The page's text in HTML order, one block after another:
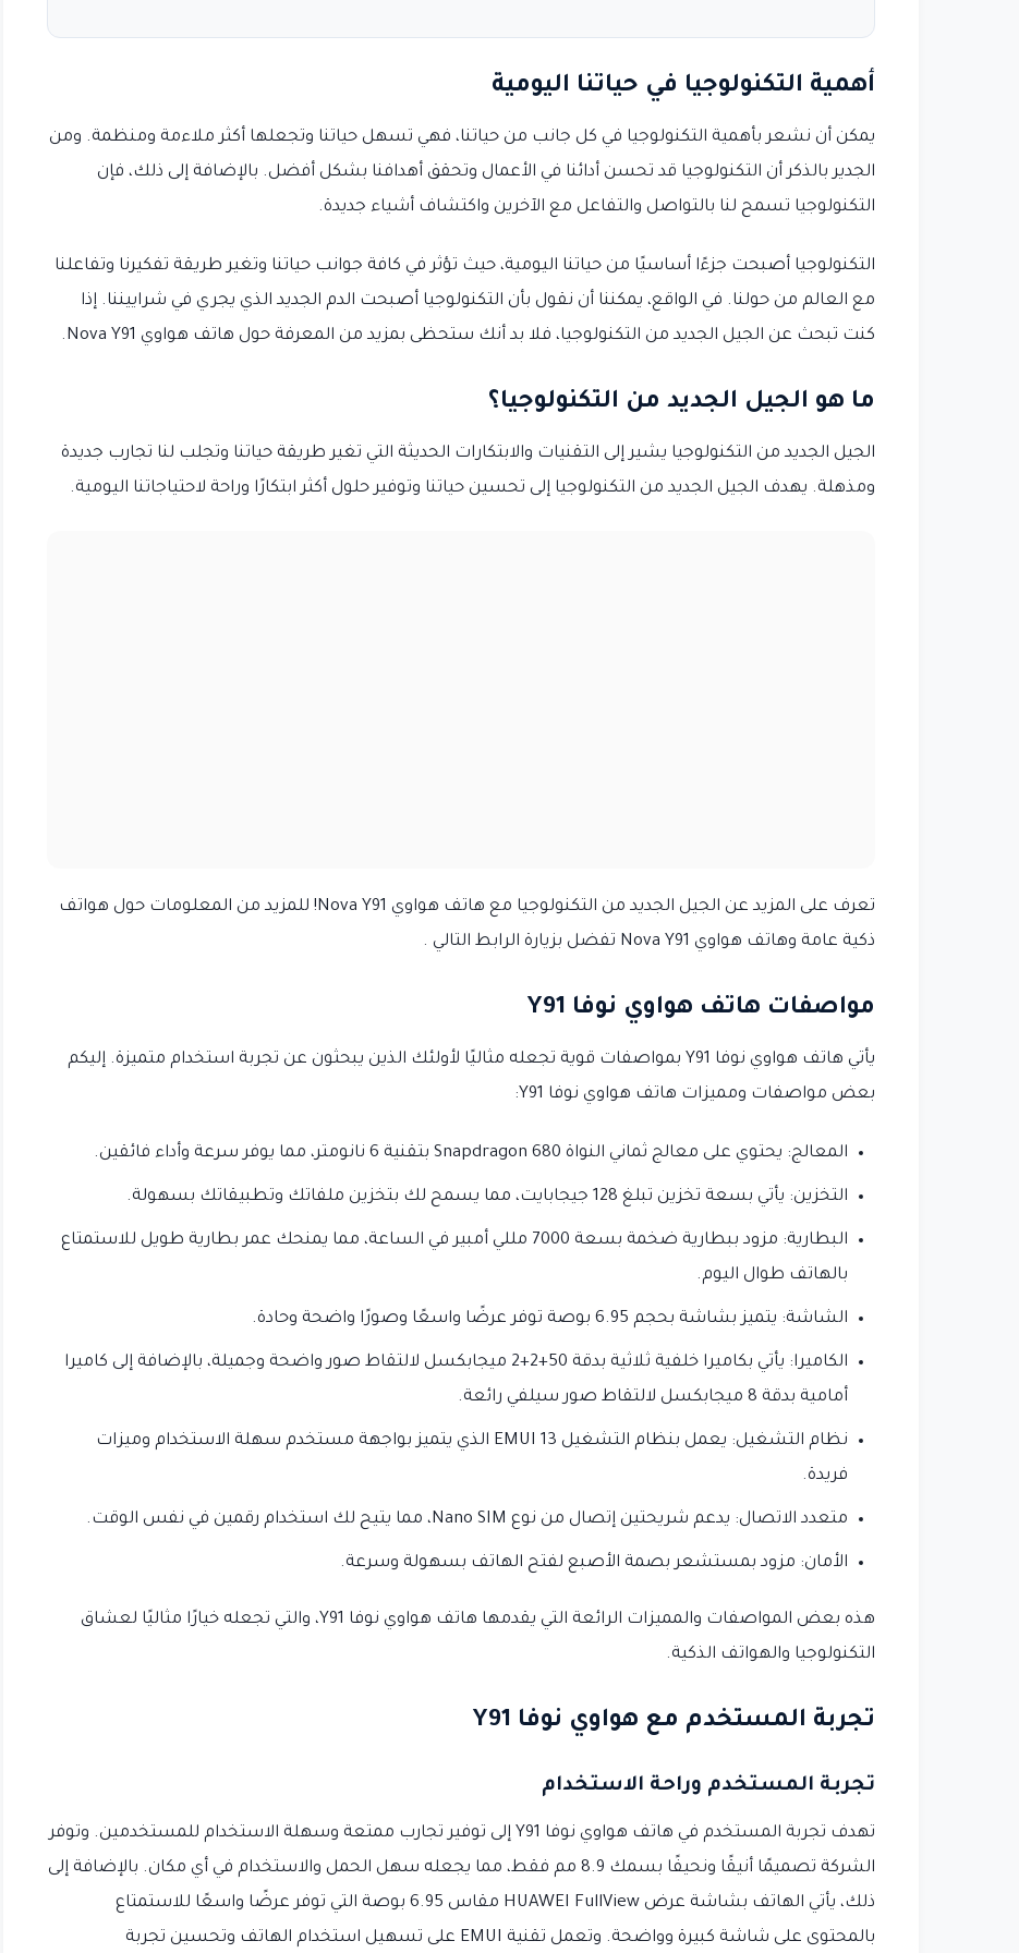
أهمية التكنولوجيا في حياتنا اليومية
يمكن أن نشعر بأهمية التكنولوجيا في كل جانب من حياتنا، فهي تسهل حياتنا وتجعلها أكثر ملاءمة ومنظمة. ومن
الجدير بالذكر أن التكنولوجيا قد تحسن أدائنا في الأعمال وتحقق أهدافنا بشكل أفضل. بالإضافة إلى ذلك، فإن
التكنولوجيا تسمح لنا بالتواصل والتفاعل مع الآخرين واكتشاف أشياء جديدة.
التكنولوجيا أصبحت جزءًا أساسيًا من حياتنا اليومية، حيث تؤثر في كافة جوانب حياتنا وتغير طريقة تفكيرنا وتفاعلنا
مع العالم من حولنا. في الواقع، يمكننا أن نقول بأن التكنولوجيا أصبحت الدم الجديد الذي يجري في شراييننا. إذا
كنت تبحث عن الجيل الجديد من التكنولوجيا، فلا بد أنك ستحظى بمزيد من المعرفة حول هاتف هواوي Nova Y91.
ما هو الجيل الجديد من التكنولوجيا؟
الجيل الجديد من التكنولوجيا يشير إلى التقنيات والابتكارات الحديثة التي تغير طريقة حياتنا وتجلب لنا تجارب جديدة
ومذهلة. يهدف الجيل الجديد من التكنولوجيا إلى تحسين حياتنا وتوفير حلول أكثر ابتكارًا وراحة لاحتياجاتنا اليومية.
تعرف على المزيد عن الجيل الجديد من التكنولوجيا مع هاتف هواوي Nova Y91! للمزيد من المعلومات حول هواتف
ذكية عامة وهاتف هواوي Nova Y91 تفضل بزيارة الرابط التالي .
مواصفات هاتف هواوي نوفا Y91
يأتي هاتف هواوي نوفا Y91 بمواصفات قوية تجعله مثاليًا لأولئك الذين يبحثون عن تجربة استخدام متميزة. إليكم
بعض مواصفات ومميزات هاتف هواوي نوفا Y91:
المعالج: يحتوي على معالج ثماني النواة Snapdragon 680 بتقنية 6 نانومتر، مما يوفر سرعة وأداء فائقين.
التخزين: يأتي بسعة تخزين تبلغ 128 جيجابايت، مما يسمح لك بتخزين ملفاتك وتطبيقاتك بسهولة.
البطارية: مزود ببطارية ضخمة بسعة 7000 مللي أمبير في الساعة، مما يمنحك عمر بطارية طويل للاستمتاع
بالهاتف طوال اليوم.
الشاشة: يتميز بشاشة بحجم 6.95 بوصة توفر عرضًا واسعًا وصورًا واضحة وحادة.
الكاميرا: يأتي بكاميرا خلفية ثلاثية بدقة 50+2+2 ميجابكسل لالتقاط صور واضحة وجميلة، بالإضافة إلى كاميرا
أمامية بدقة 8 ميجابكسل لالتقاط صور سيلفي رائعة.
نظام التشغيل: يعمل بنظام التشغيل EMUI 13 الذي يتميز بواجهة مستخدم سهلة الاستخدام وميزات
فريدة.
متعدد الاتصال: يدعم شريحتين إتصال من نوع Nano SIM، مما يتيح لك استخدام رقمين في نفس الوقت.
الأمان: مزود بمستشعر بصمة الأصبع لفتح الهاتف بسهولة وسرعة.
هذه بعض المواصفات والمميزات الرائعة التي يقدمها هاتف هواوي نوفا Y91، والتي تجعله خيارًا مثاليًا لعشاق
التكنولوجيا والهواتف الذكية.
تجربة المستخدم مع هواوي نوفا Y91
تجربة المستخدم وراحة الاستخدام
تهدف تجربة المستخدم في هاتف هواوي نوفا Y91 إلى توفير تجارب ممتعة وسهلة الاستخدام للمستخدمين. وتوفر
الشركة تصميمًا أنيقًا ونحيفًا بسمك 8.9 مم فقط، مما يجعله سهل الحمل والاستخدام في أي مكان. بالإضافة إلى
ذلك، يأتي الهاتف بشاشة عرض HUAWEI FullView مقاس 6.95 بوصة التي توفر عرضًا واسعًا للاستمتاع
بالمحتوى على شاشة كبيرة وواضحة. وتعمل تقنية EMUI على تسهيل استخدام الهاتف وتحسين تجربة